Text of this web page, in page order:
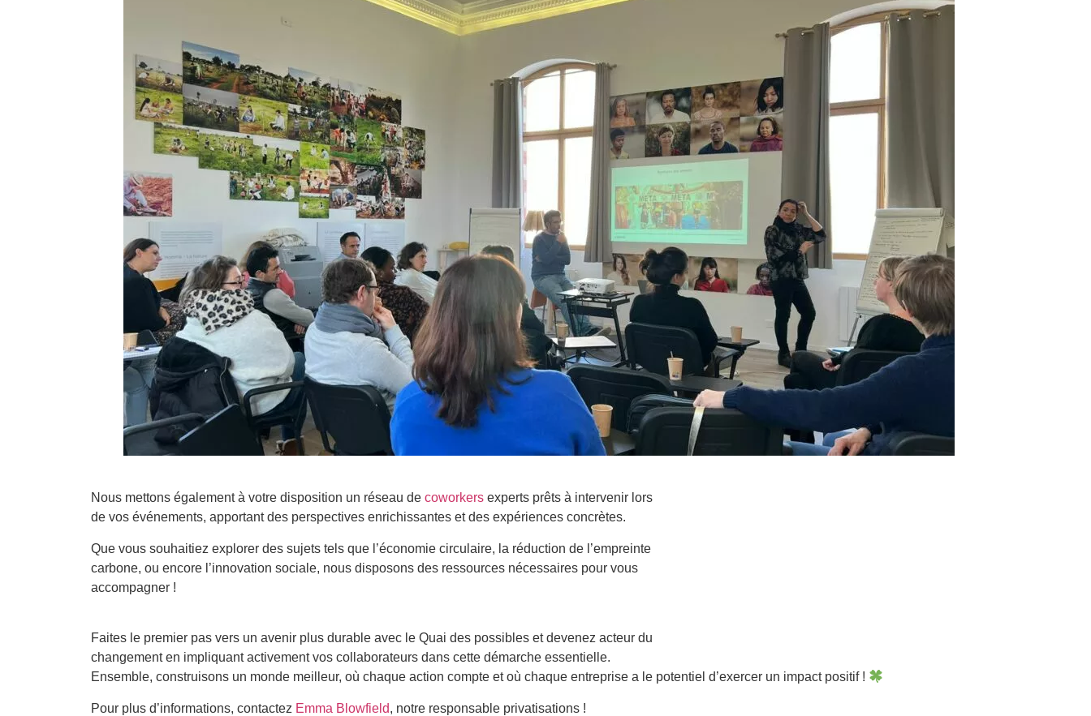
Nous mettons également à votre disposition un réseau de coworkers experts prêts à intervenir lors
de vos événements, apportant des perspectives enrichissantes et des expériences concrètes.
Que vous souhaitiez explorer des sujets tels que l’économie circulaire, la réduction de l’empreinte
carbone, ou encore l’innovation sociale, nous disposons des ressources nécessaires pour vous
accompagner !
Faites le premier pas vers un avenir plus durable avec le Quai des possibles et devenez acteur du
changement en impliquant activement vos collaborateurs dans cette démarche essentielle.
Ensemble, construisons un monde meilleur, où chaque action compte et où chaque entreprise a le potentiel d’exercer un impact positif !
Pour plus d’informations, contactez Emma Blowfield, notre responsable privatisations !